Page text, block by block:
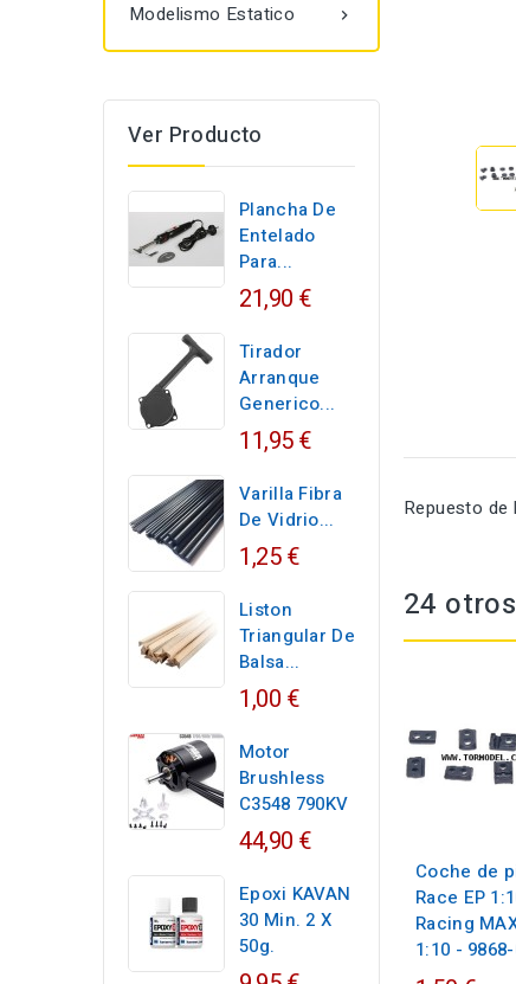

Modelismo Estatico
Ver Producto
Plancha De
Entelado
Para...
21,90 €
Tirador
Arranque
Generico...
11,95 €
Varilla Fibra
De Vidrio...
1,25 €
Liston
Triangular De
Balsa...
1,00 €
Motor
Brushless
C3548 790KV
44,90 €
Epoxi KAVAN
30 Min. 2 X
50g.
Repuesto de
24
Coche de
Race EP
Racing
1:10 -